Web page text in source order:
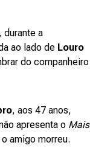
durante a
ao lado de Louro
do companheiro
, aos 47 anos,
apresenta o Mais
amigo morreu.